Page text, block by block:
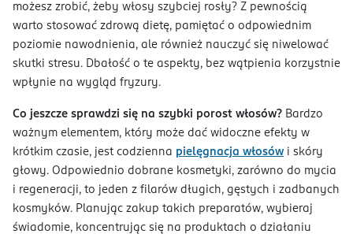
możesz zrobić, żeby włosy szybciej rosły? Z pewnością
warto stosować zdrową dietę, pamiętać o odpowiednim
poziomie nawodnienia, ale również nauczyć się niwelować
skutki stresu. Dbałość o te aspekty, bez wątpienia korzystnie
wpłynie na wygląd fryzury.
Co jeszcze sprawdzi się na szybki porost włosów? Bardzo
ważnym elementem, który może dać widoczne efekty w
krótkim czasie, jest codzienna pielęgnacja włosów i skóry
głowy. Odpowiednio dobrane kosmetyki, zarówno do mycia
i regeneracji, to jeden z filarów długich, gęstych i zadbanych
kosmyków. Planując zakup takich preparatów, wybieraj
świadomie, koncentrując się na produktach o działaniu